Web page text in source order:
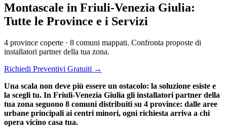
Montascale in Friuli-Venezia Giulia:
Tutte le Province e i Servizi
4 province coperte · 8 comuni mappati. Confronta proposte di
installatori partner della tua zona.
Richiedi Preventivi Gratuiti →
Una scala non deve più essere un ostacolo: la soluzione esiste e
la scegli tu. In Friuli-Venezia Giulia gli installatori partner della
tua zona seguono 8 comuni distribuiti su 4 province: dalle aree
urbane principali ai centri minori, ogni richiesta arriva a chi
opera vicino casa tua.